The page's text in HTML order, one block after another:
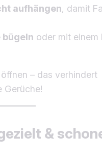
aufhängen, damit
oder mit einem
– das verhindert
Gerüche!
&